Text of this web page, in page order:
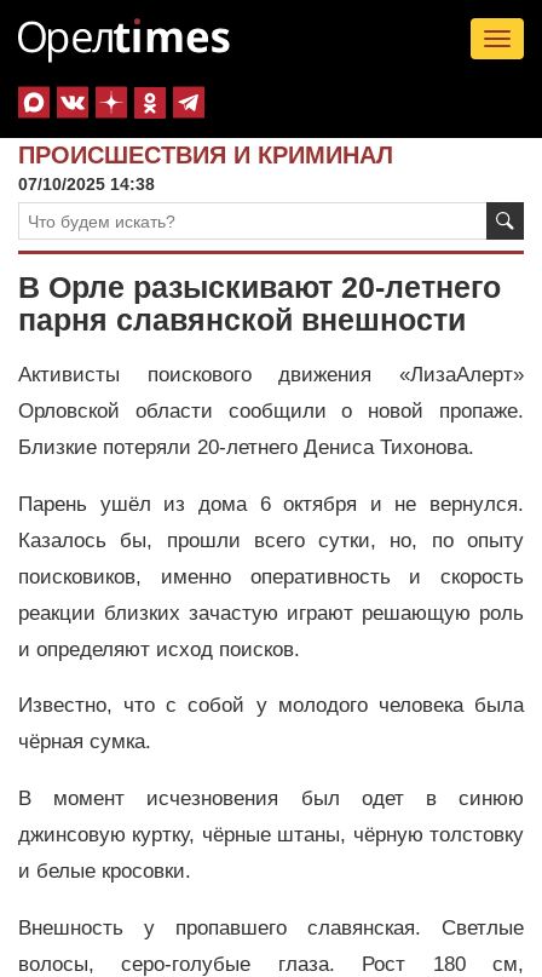
ПРОИСШЕСТВИЯ И КРИМИНАЛ
07/10/2025 14:38
В Орле разыскивают 20-летнего
парня славянской внешности
Активисты поискового движения «ЛизаАлерт»
Орловской области сообщили о новой пропаже.
Близкие потеряли 20-летнего Дениса Тихонова.
Парень ушёл из дома 6 октября и не вернулся.
Казалось бы, прошли всего сутки, но, по опыту
поисковиков, именно оперативность и скорость
реакции близких зачастую играют решающую роль
и определяют исход поисков.
Известно, что с собой у молодого человека была
чёрная сумка.
В момент исчезновения был одет в синюю
джинсовую куртку, чёрные штаны, чёрную толстовку
и белые кросовки.
Внешность у пропавшего славянская. Светлые
волосы, серо-голубые глаза. Рост 180 см,